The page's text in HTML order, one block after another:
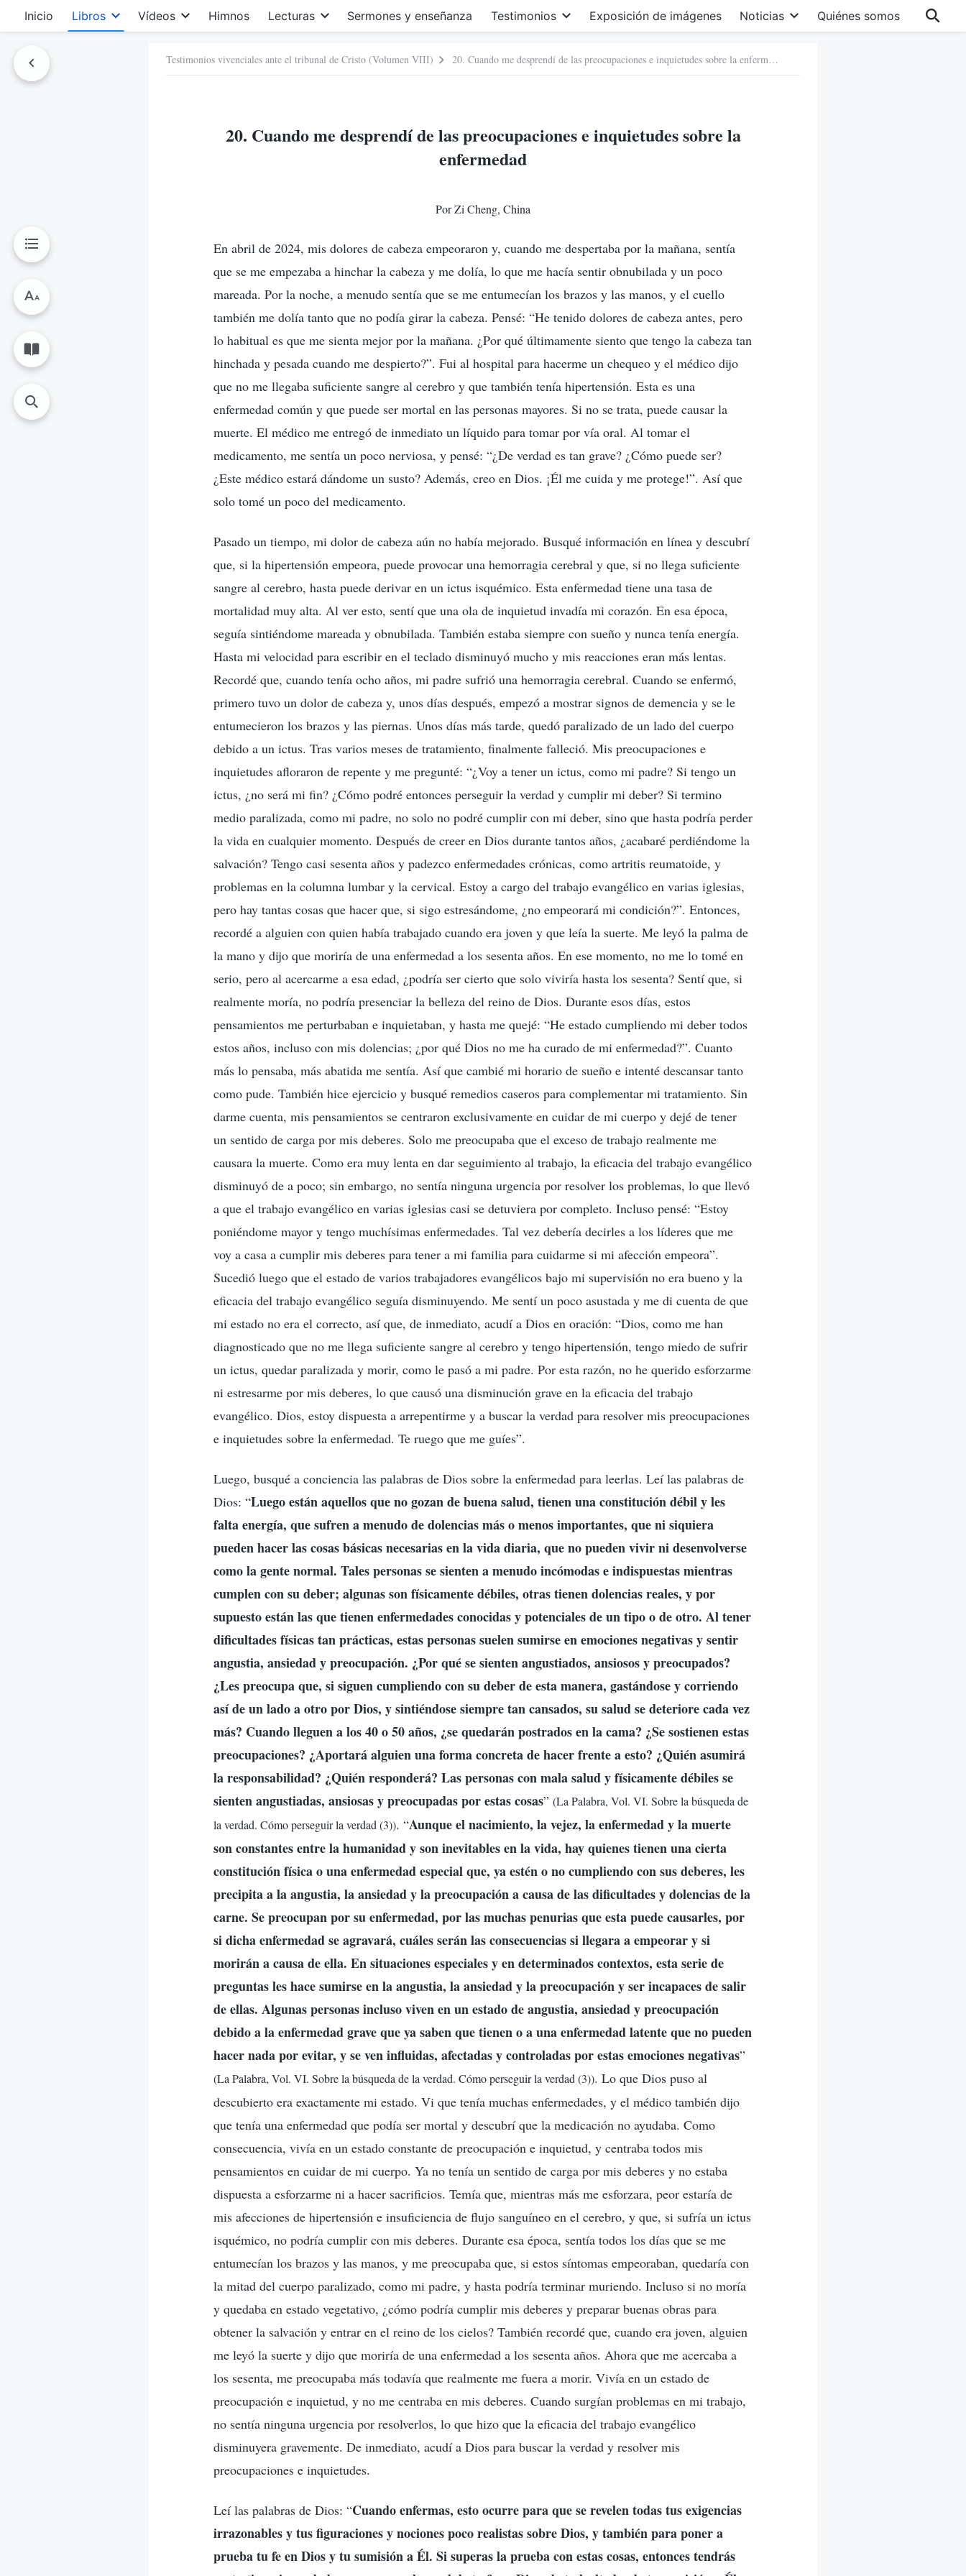
Inicio Libros Vídeos Himnos Lecturas Sermones y enseñanza Testimonios Exposición de imágenes Noticias Quiénes somos
Testimonios vivenciales ante el tribunal de Cristo (Volumen VIII) 20. Cuando me desprendí de las preocupaciones e inquietudes sobre la enfermedad
20. Cuando me desprendí de las preocupaciones e inquietudes sobre la
enfermedad
Por Zi Cheng, China
En abril de 2024, mis dolores de cabeza empeoraron y, cuando me despertaba por la mañana, sentía
que se me empezaba a hinchar la cabeza y me dolía, lo que me hacía sentir obnubilada y un poco
mareada. Por la noche, a menudo sentía que se me entumecían los brazos y las manos, y el cuello
también me dolía tanto que no podía girar la cabeza. Pensé: “He tenido dolores de cabeza antes, pero
lo habitual es que me sienta mejor por la mañana. ¿Por qué últimamente siento que tengo la cabeza tan
hinchada y pesada cuando me despierto?”. Fui al hospital para hacerme un chequeo y el médico dijo
que no me llegaba suficiente sangre al cerebro y que también tenía hipertensión. Esta es una
enfermedad común y que puede ser mortal en las personas mayores. Si no se trata, puede causar la
muerte. El médico me entregó de inmediato un líquido para tomar por vía oral. Al tomar el
medicamento, me sentía un poco nerviosa, y pensé: “¿De verdad es tan grave? ¿Cómo puede ser?
¿Este médico estará dándome un susto? Además, creo en Dios. ¡Él me cuida y me protege!”. Así que
solo tomé un poco del medicamento.
Pasado un tiempo, mi dolor de cabeza aún no había mejorado. Busqué información en línea y descubrí
que, si la hipertensión empeora, puede provocar una hemorragia cerebral y que, si no llega suficiente
sangre al cerebro, hasta puede derivar en un ictus isquémico. Esta enfermedad tiene una tasa de
mortalidad muy alta. Al ver esto, sentí que una ola de inquietud invadía mi corazón. En esa época,
seguía sintiéndome mareada y obnubilada. También estaba siempre con sueño y nunca tenía energía.
Hasta mi velocidad para escribir en el teclado disminuyó mucho y mis reacciones eran más lentas.
Recordé que, cuando tenía ocho años, mi padre sufrió una hemorragia cerebral. Cuando se enfermó,
primero tuvo un dolor de cabeza y, unos días después, empezó a mostrar signos de demencia y se le
entumecieron los brazos y las piernas. Unos días más tarde, quedó paralizado de un lado del cuerpo
debido a un ictus. Tras varios meses de tratamiento, finalmente falleció. Mis preocupaciones e
inquietudes afloraron de repente y me pregunté: “¿Voy a tener un ictus, como mi padre? Si tengo un
ictus, ¿no será mi fin? ¿Cómo podré entonces perseguir la verdad y cumplir mi deber? Si termino
medio paralizada, como mi padre, no solo no podré cumplir con mi deber, sino que hasta podría perder
la vida en cualquier momento. Después de creer en Dios durante tantos años, ¿acabaré perdiéndome la
salvación? Tengo casi sesenta años y padezco enfermedades crónicas, como artritis reumatoide, y
problemas en la columna lumbar y la cervical. Estoy a cargo del trabajo evangélico en varias iglesias,
pero hay tantas cosas que hacer que, si sigo estresándome, ¿no empeorará mi condición?”. Entonces,
recordé a alguien con quien había trabajado cuando era joven y que leía la suerte. Me leyó la palma de
la mano y dijo que moriría de una enfermedad a los sesenta años. En ese momento, no me lo tomé en
serio, pero al acercarme a esa edad, ¿podría ser cierto que solo viviría hasta los sesenta? Sentí que, si
realmente moría, no podría presenciar la belleza del reino de Dios. Durante esos días, estos
pensamientos me perturbaban e inquietaban, y hasta me quejé: “He estado cumpliendo mi deber todos
estos años, incluso con mis dolencias; ¿por qué Dios no me ha curado de mi enfermedad?”. Cuanto
más lo pensaba, más abatida me sentía. Así que cambié mi horario de sueño e intenté descansar tanto
como pude. También hice ejercicio y busqué remedios caseros para complementar mi tratamiento. Sin
darme cuenta, mis pensamientos se centraron exclusivamente en cuidar de mi cuerpo y dejé de tener
un sentido de carga por mis deberes. Solo me preocupaba que el exceso de trabajo realmente me
causara la muerte. Como era muy lenta en dar seguimiento al trabajo, la eficacia del trabajo evangélico
disminuyó de a poco; sin embargo, no sentía ninguna urgencia por resolver los problemas, lo que llevó
a que el trabajo evangélico en varias iglesias casi se detuviera por completo. Incluso pensé: “Estoy
poniéndome mayor y tengo muchísimas enfermedades. Tal vez debería decirles a los líderes que me
voy a casa a cumplir mis deberes para tener a mi familia para cuidarme si mi afección empeora”.
Sucedió luego que el estado de varios trabajadores evangélicos bajo mi supervisión no era bueno y la
eficacia del trabajo evangélico seguía disminuyendo. Me sentí un poco asustada y me di cuenta de que
mi estado no era el correcto, así que, de inmediato, acudí a Dios en oración: “Dios, como me han
diagnosticado que no me llega suficiente sangre al cerebro y tengo hipertensión, tengo miedo de sufrir
un ictus, quedar paralizada y morir, como le pasó a mi padre. Por esta razón, no he querido esforzarme
ni estresarme por mis deberes, lo que causó una disminución grave en la eficacia del trabajo
evangélico. Dios, estoy dispuesta a arrepentirme y a buscar la verdad para resolver mis preocupaciones
e inquietudes sobre la enfermedad. Te ruego que me guíes”.
Luego, busqué a conciencia las palabras de Dios sobre la enfermedad para leerlas. Leí las palabras de
Dios: “Luego están aquellos que no gozan de buena salud, tienen una constitución débil y les
falta energía, que sufren a menudo de dolencias más o menos importantes, que ni siquiera
pueden hacer las cosas básicas necesarias en la vida diaria, que no pueden vivir ni desenvolverse
como la gente normal. Tales personas se sienten a menudo incómodas e indispuestas mientras
cumplen con su deber; algunas son físicamente débiles, otras tienen dolencias reales, y por
supuesto están las que tienen enfermedades conocidas y potenciales de un tipo o de otro. Al tener
dificultades físicas tan prácticas, estas personas suelen sumirse en emociones negativas y sentir
angustia, ansiedad y preocupación. ¿Por qué se sienten angustiados, ansiosos y preocupados?
¿Les preocupa que, si siguen cumpliendo con su deber de esta manera, gastándose y corriendo
así de un lado a otro por Dios, y sintiéndose siempre tan cansados, su salud se deteriore cada vez
más? Cuando lleguen a los 40 o 50 años, ¿se quedarán postrados en la cama? ¿Se sostienen estas
preocupaciones? ¿Aportará alguien una forma concreta de hacer frente a esto? ¿Quién asumirá
la responsabilidad? ¿Quién responderá? Las personas con mala salud y físicamente débiles se
sienten angustiadas, ansiosas y preocupadas por estas cosas” (La Palabra, Vol. VI. Sobre la búsqueda de
la verdad. Cómo perseguir la verdad (3)). “Aunque el nacimiento, la vejez, la enfermedad y la muerte
son constantes entre la humanidad y son inevitables en la vida, hay quienes tienen una cierta
constitución física o una enfermedad especial que, ya estén o no cumpliendo con sus deberes, les
precipita a la angustia, la ansiedad y la preocupación a causa de las dificultades y dolencias de la
carne. Se preocupan por su enfermedad, por las muchas penurias que esta puede causarles, por
si dicha enfermedad se agravará, cuáles serán las consecuencias si llegara a empeorar y si
morirán a causa de ella. En situaciones especiales y en determinados contextos, esta serie de
preguntas les hace sumirse en la angustia, la ansiedad y la preocupación y ser incapaces de salir
de ellas. Algunas personas incluso viven en un estado de angustia, ansiedad y preocupación
debido a la enfermedad grave que ya saben que tienen o a una enfermedad latente que no pueden
hacer nada por evitar, y se ven influidas, afectadas y controladas por estas emociones negativas”
(La Palabra, Vol. VI. Sobre la búsqueda de la verdad. Cómo perseguir la verdad (3)). Lo que Dios puso al
descubierto era exactamente mi estado. Vi que tenía muchas enfermedades, y el médico también dijo
que tenía una enfermedad que podía ser mortal y descubrí que la medicación no ayudaba. Como
consecuencia, vivía en un estado constante de preocupación e inquietud, y centraba todos mis
pensamientos en cuidar de mi cuerpo. Ya no tenía un sentido de carga por mis deberes y no estaba
dispuesta a esforzarme ni a hacer sacrificios. Temía que, mientras más me esforzara, peor estaría de
mis afecciones de hipertensión e insuficiencia de flujo sanguíneo en el cerebro, y que, si sufría un ictus
isquémico, no podría cumplir con mis deberes. Durante esa época, sentía todos los días que se me
entumecían los brazos y las manos, y me preocupaba que, si estos síntomas empeoraban, quedaría con
la mitad del cuerpo paralizado, como mi padre, y hasta podría terminar muriendo. Incluso si no moría
y quedaba en estado vegetativo, ¿cómo podría cumplir mis deberes y preparar buenas obras para
obtener la salvación y entrar en el reino de los cielos? También recordé que, cuando era joven, alguien
me leyó la suerte y dijo que moriría de una enfermedad a los sesenta años. Ahora que me acercaba a
los sesenta, me preocupaba más todavía que realmente me fuera a morir. Vivía en un estado de
preocupación e inquietud, y no me centraba en mis deberes. Cuando surgían problemas en mi trabajo,
no sentía ninguna urgencia por resolverlos, lo que hizo que la eficacia del trabajo evangélico
disminuyera gravemente. De inmediato, acudí a Dios para buscar la verdad y resolver mis
preocupaciones e inquietudes.
Leí las palabras de Dios: “Cuando enfermas, esto ocurre para que se revelen todas tus exigencias
irrazonables y tus figuraciones y nociones poco realistas sobre Dios, y también para poner a
prueba tu fe en Dios y tu sumisión a Él. Si superas la prueba con estas cosas, entonces tendrás